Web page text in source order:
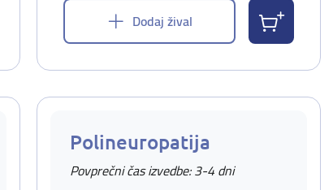
Dodaj žival
Polineuropatija
Povprečni čas izvedbe: 3-4 dni